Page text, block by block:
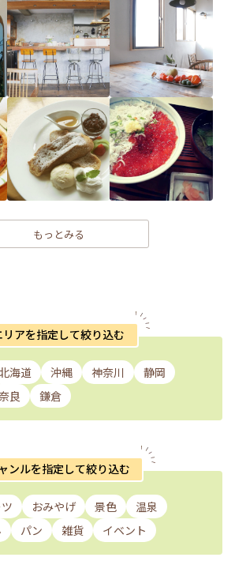
もっとみる
リアを指定して絞り込む
海道 沖縄 神奈川
静岡
良 鎌倉
ンルを指定して絞り込む
おみやげ 景色
温泉
パン 雑貨 イベント